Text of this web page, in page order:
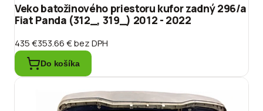
Veko batožinového priestoru kufor zadný 296/a
Fiat Panda (312_, 319_) 2012 - 2022
435 €353.66 €bez DPH
Do košíka